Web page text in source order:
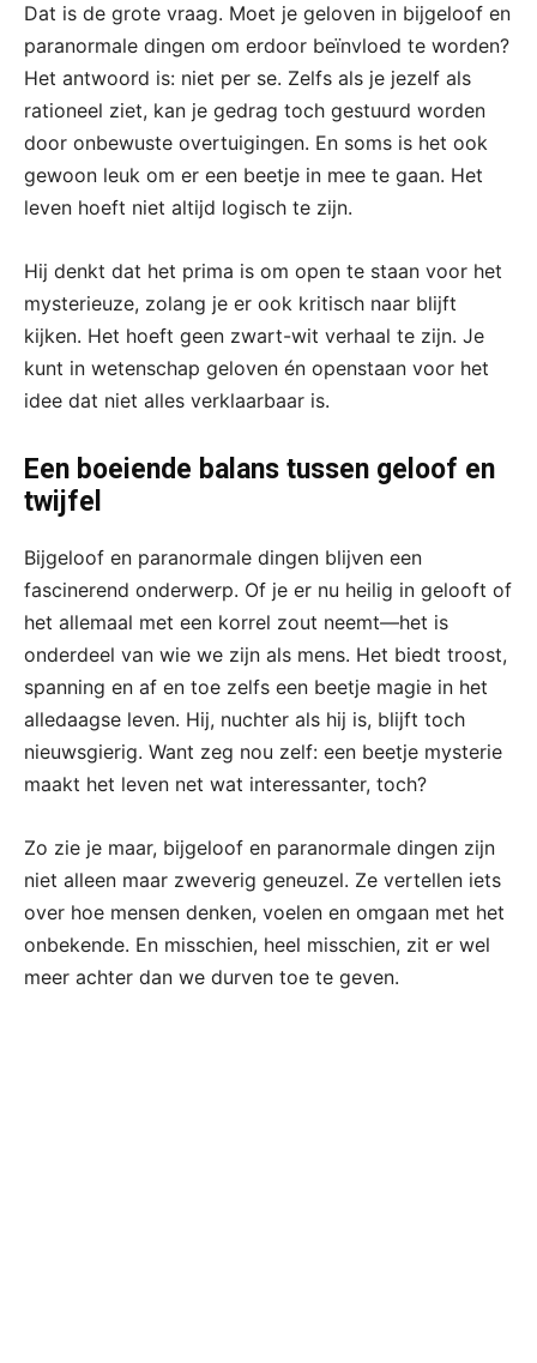
Dat is de grote vraag. Moet je geloven in bijgeloof en
paranormale dingen om erdoor beïnvloed te worden?
Het antwoord is: niet per se. Zelfs als je jezelf als
rationeel ziet, kan je gedrag toch gestuurd worden
door onbewuste overtuigingen. En soms is het ook
gewoon leuk om er een beetje in mee te gaan. Het
leven hoeft niet altijd logisch te zijn.
Hij denkt dat het prima is om open te staan voor het
mysterieuze, zolang je er ook kritisch naar blijft
kijken. Het hoeft geen zwart-wit verhaal te zijn. Je
kunt in wetenschap geloven én openstaan voor het
idee dat niet alles verklaarbaar is.
Een boeiende balans tussen geloof en
twijfel
Bijgeloof en paranormale dingen blijven een
fascinerend onderwerp. Of je er nu heilig in gelooft of
het allemaal met een korrel zout neemt—het is
onderdeel van wie we zijn als mens. Het biedt troost,
spanning en af en toe zelfs een beetje magie in het
alledaagse leven. Hij, nuchter als hij is, blijft toch
nieuwsgierig. Want zeg nou zelf: een beetje mysterie
maakt het leven net wat interessanter, toch?
Zo zie je maar, bijgeloof en paranormale dingen zijn
niet alleen maar zweverig geneuzel. Ze vertellen iets
over hoe mensen denken, voelen en omgaan met het
onbekende. En misschien, heel misschien, zit er wel
meer achter dan we durven toe te geven.